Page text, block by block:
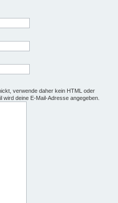
verwende daher kein HTML oder
deine E-Mail-Adresse angegeben.